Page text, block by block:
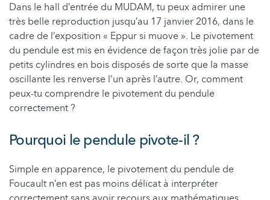
Dans le hall d’entrée du MUDAM, tu peux admirer une
très belle reproduction jusqu’au 17 janvier 2016, dans le
cadre de l’exposition « Eppur si muove ». Le pivotement
du pendule est mis en évidence de façon très jolie par de
petits cylindres en bois disposés de sorte que la masse
oscillante les renverse l’un après l’autre. Or, comment
peux-tu comprendre le pivotement du pendule
correctement ?
Pourquoi le pendule pivote-il ?
Simple en apparence, le pivotement du pendule de
Foucault n’en est pas moins délicat à interpréter